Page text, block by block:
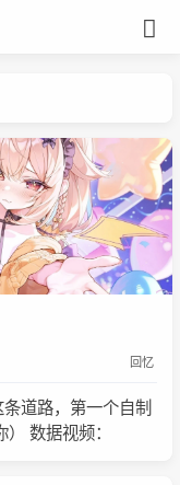
回忆
道路，第一个自制
数据视频：